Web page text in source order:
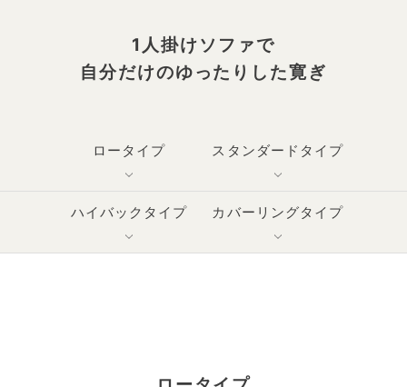
1人掛けソファで
自分だけのゆったりした寛ぎ
ロータイプ スタンダードタイプ
ハイバックタイプ カバーリングタイプ